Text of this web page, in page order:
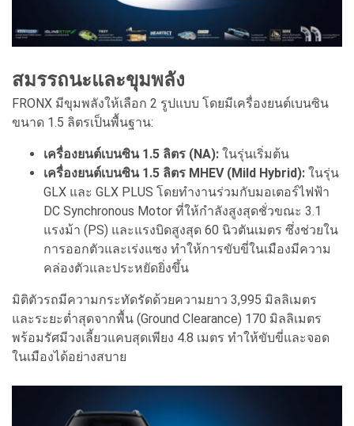
สมรรถนะและขุมพลัง
FRONX มีขุมพลังให้เลือก 2 รูปแบบ โดยมีเครื่องยนต์เบนซิน
ขนาด 1.5 ลิตรเป็นพื้นฐาน:
เครื่องยนต์เบนซิน 1.5 ลิตร (NA): ในรุ่นเริ่มต้น
เครื่องยนต์เบนซิน 1.5 ลิตร MHEV (Mild Hybrid): ในรุ่น
GLX และ GLX PLUS โดยทำงานร่วมกับมอเตอร์ไฟฟ้า
DC Synchronous Motor ที่ให้กำลังสูงสุดชั่วขณะ 3.1
แรงม้า (PS) และแรงบิดสูงสุด 60 นิวตันเมตร ซึ่งช่วยใน
การออกตัวและเร่งแซง ทำให้การขับขี่ในเมืองมีความ
คล่องตัวและประหยัดยิ่งขึ้น
มิติตัวรถมีความกระทัดรัดด้วยความยาว 3,995 มิลลิเมตร
และระยะต่ำสุดจากพื้น (Ground Clearance) 170 มิลลิเมตร
พร้อมรัศมีวงเลี้ยวแคบสุดเพียง 4.8 เมตร ทำให้ขับขี่และจอด
ในเมืองได้อย่างสบาย